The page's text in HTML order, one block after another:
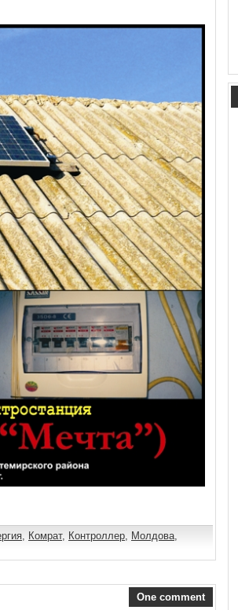
, Комрат, Контроллер, Молдова,
One comment